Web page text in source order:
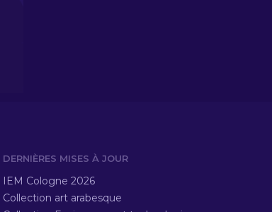
DERNIÈRES MISES À JOUR
IEM Cologne 2026
Collection art arabesque